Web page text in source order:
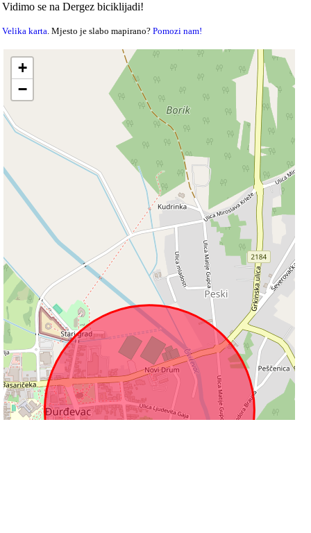
Vidimo se na Dergez biciklijadi!
Velika karta. Mjesto je slabo mapirano?Pomozi nam!
+
−